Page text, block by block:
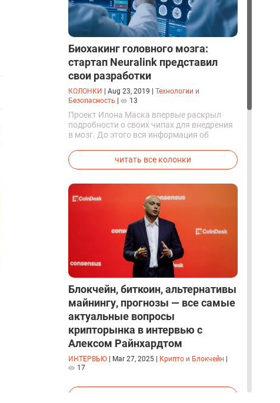
Биохакинг головного мозга:
стартап Neuralink представил
свои разработки
КОЛОНКИ Aug 23, 2019
Технологии и
Безопасность
13
Проект Илона Маска впервые раскрыл
подробности о своих чипах для внедрения
в мозг. До этого вся информация об
читать все колонки
Блокчейн, биткоин, альтернативы
майнингу, прогнозы — все самые
актуальные вопросы
крипторынка в интервью с
Алексом Райнхардтом
ИНТЕРВЬЮ Mar 27, 2025 Крипто и Блокчейн
17